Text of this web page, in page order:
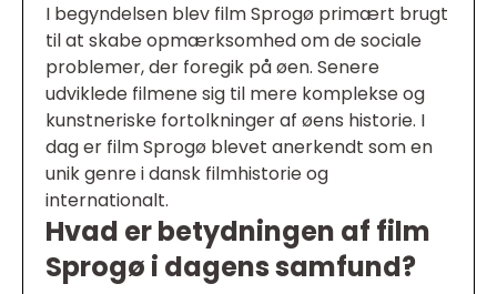
I begyndelsen blev film Sprogø primært brugt
til at skabe opmærksomhed om de sociale
problemer, der foregik på øen. Senere
udviklede filmene sig til mere komplekse og
kunstneriske fortolkninger af øens historie. I
dag er film Sprogø blevet anerkendt som en
unik genre i dansk filmhistorie og
internationalt.
Hvad er betydningen af film
Sprogø i dagens samfund?